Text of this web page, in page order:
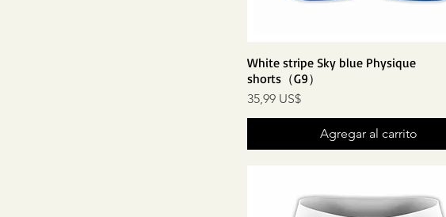
White stripe Sky blue Physique
shorts（G9）
Precio
35,99 US$
Agregar al carrito